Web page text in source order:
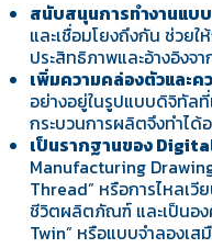
สนับสนุนการทำงานแบ
และเชื่อมโยงถึงกัน ช่วย
ประสิทธิภาพและอ้างอิงจ
เพิ่มความคล่องตัวและ
อย่างอยู่ในรูปแบบดิจิทัลที่
กระบวนการผลิตจึงทำได้
เป็นรากฐานของ
Manufacturing
Thread” หรือการไหลเ
ชีวิตผลิตภัณฑ์ และเป็นอ
Twin” หรือแบบจำลองเ